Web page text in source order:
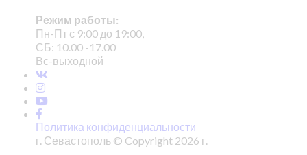
Режим работы:
Пн-Пт с 9:00 до 19:00,
СБ: 10.00 -17.00
Вс-выходной
Политика конфиденциальности
г. Севастополь © Copyright 2026 г.